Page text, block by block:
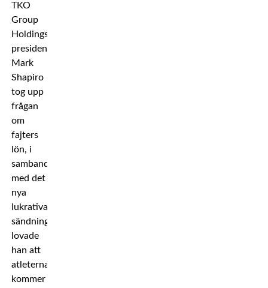
TKO
Group
Holdings
president
Mark
Shapiro
tog upp
frågan
om
fajters
lön, i
samband
med det
nya
lukrativa
sändningsavtalet,
lovade
han att
atleterna
kommer